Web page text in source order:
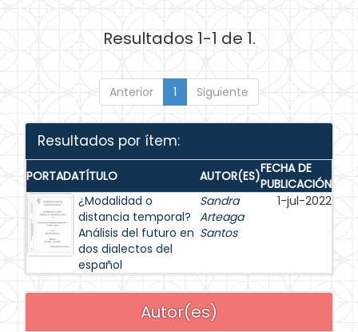
Resultados 1-1 de 1.
Anterior 1 Siguiente
Resultados por ítem:
PORTADATÍTULO AUTOR(ES)FECHA DE
PUBLICACIÓN
¿Modalidad o
distancia temporal?
Análisis del futuro en
dos dialectos del
español
Sandra
Arteaga
Santos
1-jul-2022
Autor(es)